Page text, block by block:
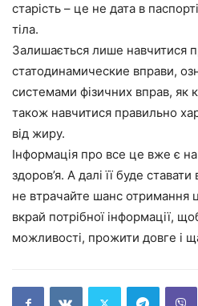
старість – це не дата в
тіла.
Залишається лише навчитися
статодинамические вправи,
системами фізичних вправ, як
також навчитися правильно
від жиру.
Інформація про все це вже є
здоров’я. А далі її буде
не втрачайте шанс отримання
вкрай потрібної інформації,
можливості, прожити довге і